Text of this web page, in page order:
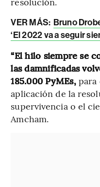
VER MÁS: Bruno
‘El 2022 va a seguir
“El hilo siempre se
las damnificadas
185.000 PyMEs, para
aplicación de la
supervivencia o el
Amcham.